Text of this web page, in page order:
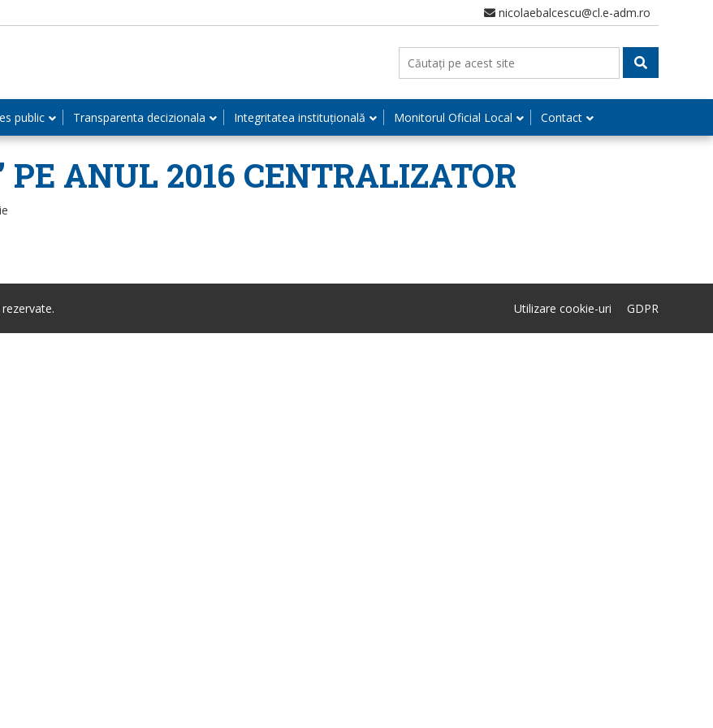
nicolaebalcescu@cl.e-adm.ro
public Transparenta decizionala Integritatea instituțională Monitorul Oficial Local Contact
PE ANUL 2016 CENTRALIZATOR
Utilizare cookie-uri GDPR